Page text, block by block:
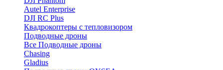
Autel Enterprise
DJI RC Plus
Квадрокоптеры с тепловизором
Подводные дроны
Все Подводные дроны
Chasing
Gladius